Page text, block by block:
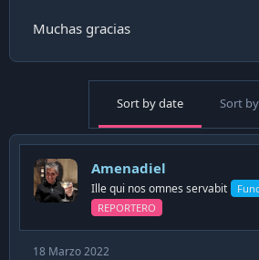
Muchas gracias
Sort by date Sort
Amenadiel
Ille qui nos omnes servabit
REPORTERO
18 Marzo 2022